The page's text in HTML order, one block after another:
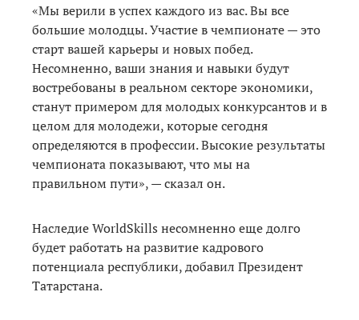
«Мы верили в успех каждого из вас. Вы все
большие молодцы. Участие в чемпионате — это
старт вашей карьеры и новых побед.
Несомненно, ваши знания и навыки будут
востребованы в реальном секторе экономики,
станут примером для молодых конкурсантов и в
целом для молодежи, которые сегодня
определяются в профессии. Высокие результаты
чемпионата показывают, что мы на
правильном пути», — сказал он.
Наследие WorldSkills несомненно еще долго
будет работать на развитие кадрового
потенциала республики, добавил Президент
Татарстана.